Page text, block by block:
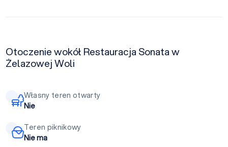
Otoczenie wokół Restauracja Sonata w
Żelazowej Woli
Własny teren otwarty
Nie
Teren piknikowy
Nie ma